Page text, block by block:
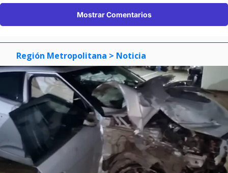
Mostrar Comentarios
Región Metropolitana > Noticia